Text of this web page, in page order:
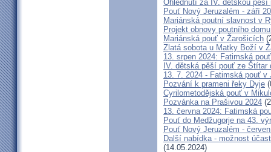
Ohlédnutí za IV. dětskou
Pouť Nový Jeruzalém - září
Mariánská poutní slavnost v
Projekt obnovy poutního
Mariánská pouť v Žarošicích
Zlatá sobota u Matky Boží v
13. srpen 2024: Fatimská
IV. dětská pěší pouť ze Štítar
13. 7. 2024 - Fatimská pouť
Pozvání k prameni řeky Dyje
Cyrilometodějská pouť v
Pozvánka na Prašivou 2024
13. června 2024: Fatimská
Pouť do Medžugorje na 43.
Pouť Nový Jeruzalém -
Další nabídka - možnost
(14.05.2024)